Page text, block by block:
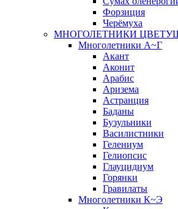
Форзиция
Черёмуха
МНОГОЛЕТНИКИ
Многолетники А~Г
Акант
Аконит
Арабис
Аризема
Астранция
Баданы
Бузульники
Василистники
Гелениум
Гелиопсис
Глауцидиум
Горянки
Гравилаты
Многолетники К~Э